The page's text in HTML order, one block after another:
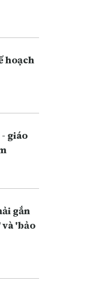
hoạch
giáo
gắn
'bảo